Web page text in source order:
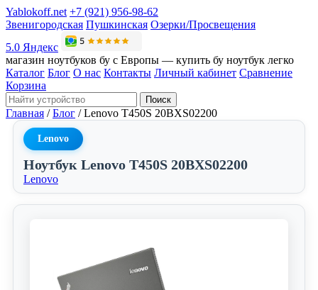
Yablokoff.net +7 (921) 956-98-62
Звенигородская Пушкинская Озерки/Просвещения
5.0 Яндекс
магазин ноутбуков бу с Европы — купить бу ноутбук легко
Каталог Блог О нас Контакты Личный кабинет Сравнение
Корзина
Поиск
Главная / Блог / Lenovo T450S 20BXS02200
Lenovo
Ноутбук Lenovo T450S 20BXS02200
Lenovo